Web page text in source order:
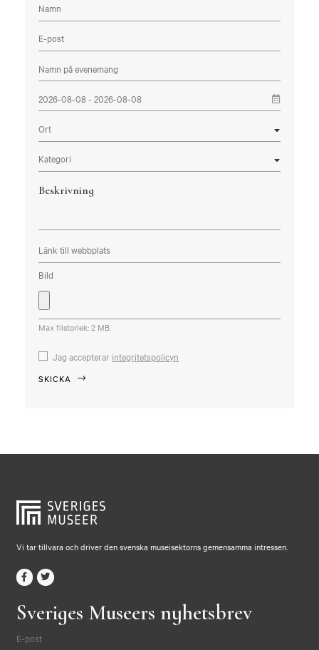
Beskrivning
Bild
Max filstorlek: 2 MB.
Jag accepterar integritetspolicyn
Vi tar tillvara och driver den svenska museisektorns gemensamma intressen.
Sveriges Museers nyhetsbrev
E-post